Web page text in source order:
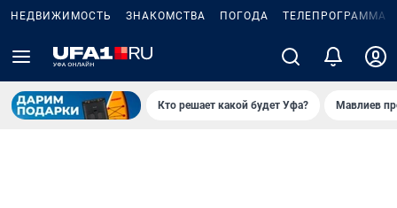
НЕДВИЖИМОСТЬ ЗНАКОМСТВА ПОГОДА ТЕЛЕПРОГРАММА
Кто решает какой будет Уфа? Мавлиев